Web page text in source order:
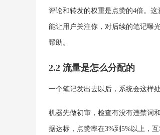
评论和转发的权重是点赞的4倍。
能让用户关注你，对后续的笔记曝
帮助。
2.2 流量是怎么分配的
一个笔记发出去以后，系统会这样处
机器先做初审，检查有没有违禁词
据达标，点赞率在3%到5%以上，